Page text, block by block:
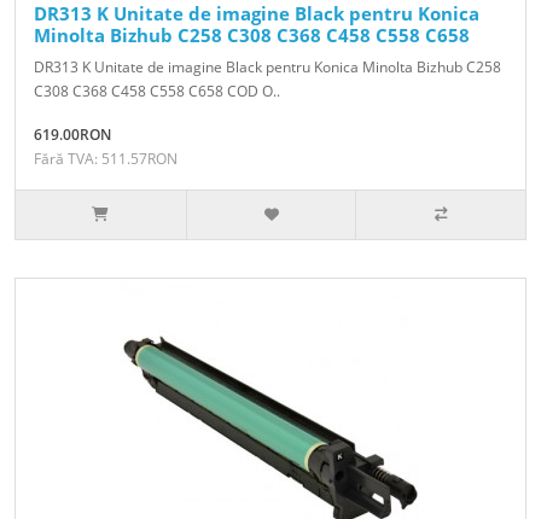
DR313 K Unitate de imagine Black pentru Konica
Minolta Bizhub C258 C308 C368 C458 C558 C658
DR313 K Unitate de imagine Black pentru Konica Minolta Bizhub C258
C308 C368 C458 C558 C658 COD O..
619.00RON
Fără TVA: 511.57RON